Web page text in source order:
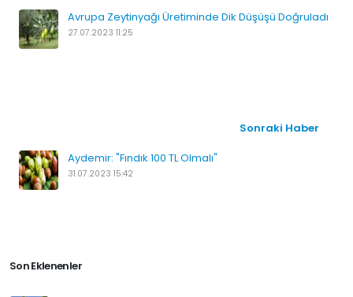
Avrupa Zeytinyağı Üretiminde Dik Düşüşü Doğruladı
27.07.2023 11:25
Sonraki Haber
Aydemir: "Fındık 100 TL Olmalı"
31.07.2023 15:42
Son Eklenenler